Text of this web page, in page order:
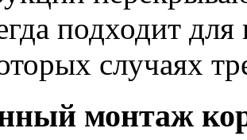
подходит
случаях
монтаж